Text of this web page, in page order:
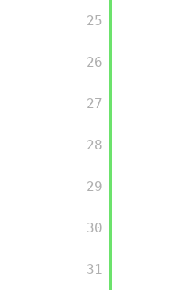
       25
       26
       27
       28
       29
       30
       31